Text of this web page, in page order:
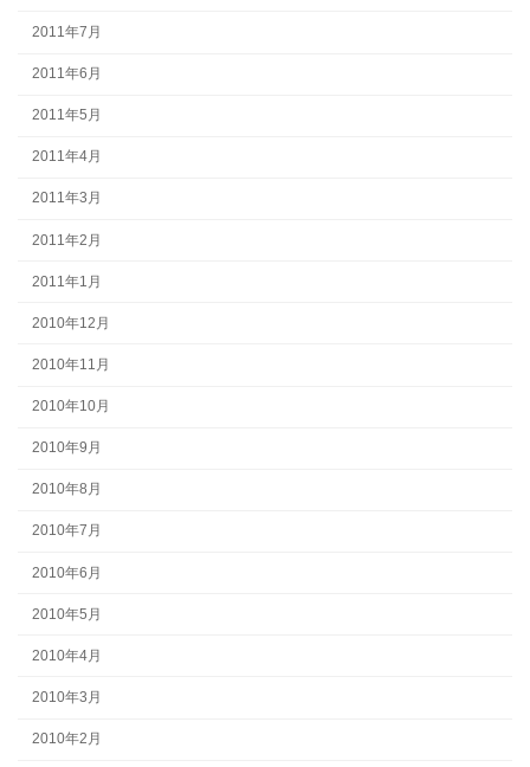
2011年7月
2011年6月
2011年5月
2011年4月
2011年3月
2011年2月
2011年1月
2010年12月
2010年11月
2010年10月
2010年9月
2010年8月
2010年7月
2010年6月
2010年5月
2010年4月
2010年3月
2010年2月